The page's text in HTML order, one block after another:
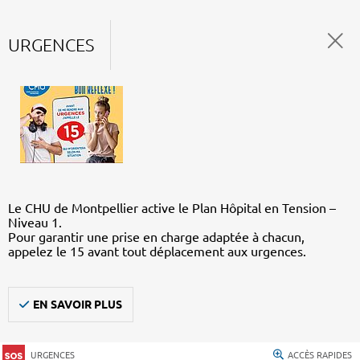
URGENCES
Le CHU de Montpellier active le Plan Hôpital en Tension –
Niveau 1.
Pour garantir une prise en charge adaptée à chacun,
appelez le 15 avant tout déplacement aux urgences.
EN SAVOIR PLUS
URGENCES ACCÈS RAPIDES